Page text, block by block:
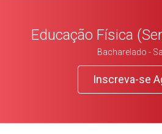
Educação Física
Bacharelado -
Inscreva-se